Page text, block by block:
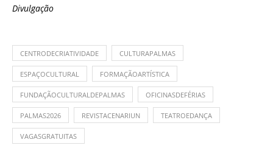
Divulgação
CENTRODECRIATIVIDADE CULTURAPALMAS
ESPAÇOCULTURAL FORMAÇÃOARTÍSTICA
FUNDAÇÃOCULTURALDEPALMAS OFICINASDEFÉRIAS
PALMAS2026 REVISTACENARIUN TEATROEDANÇA
VAGASGRATUITAS